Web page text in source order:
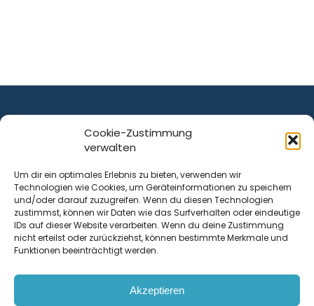
Cookie-Zustimmung
verwalten
Um dir ein optimales Erlebnis zu bieten, verwenden wir
Technologien wie Cookies, um Geräteinformationen zu speichern
und/oder darauf zuzugreifen. Wenn du diesen Technologien
zustimmst, können wir Daten wie das Surfverhalten oder eindeutige
IDs auf dieser Website verarbeiten. Wenn du deine Zustimmung
nicht erteilst oder zurückziehst, können bestimmte Merkmale und
Funktionen beeinträchtigt werden.
Akzeptieren
ist ein Service von
Krenn Real GmbH
Tischlerstraße 12
4050Traun| Österreich
Kontakt